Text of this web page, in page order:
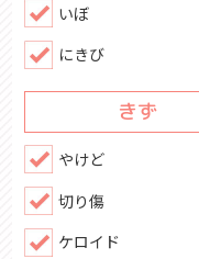
いぼ
にきび
きず
やけど
切り傷
ケロイド